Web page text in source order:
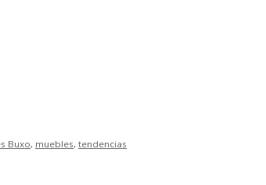
Buxo, muebles, tendencias